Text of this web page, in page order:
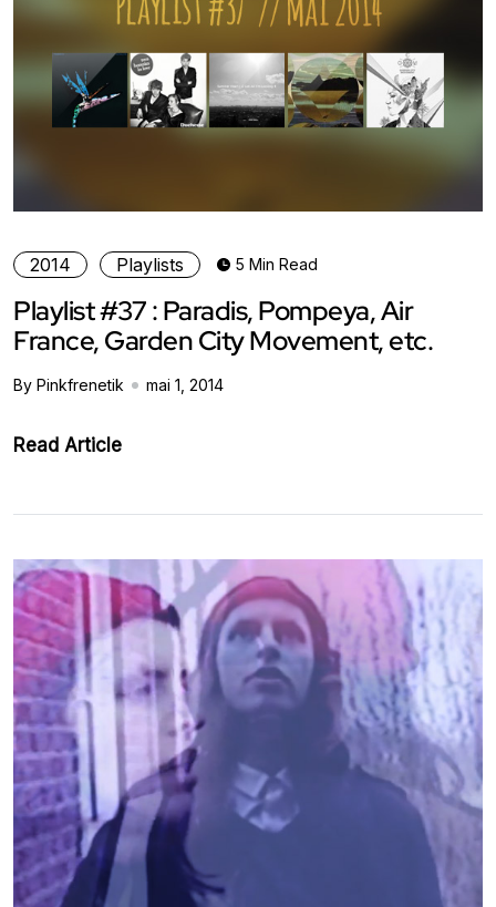
2014 Playlists 5 Min Read
Playlist #37 : Paradis, Pompeya, Air
France, Garden City Movement, etc.
By Pinkfrenetik mai 1, 2014
Read Article